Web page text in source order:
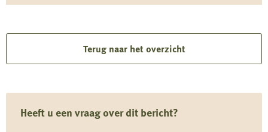
Heeft u een vraag over dit bericht?
zwijnen
Provincie
wijziging
juridische
Terug naar het overzicht